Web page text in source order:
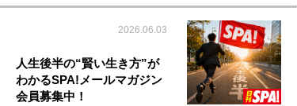
2026.06.03
人生後半の“賢い生き方”が
わかるSPA!メールマガジン
会員募集中！